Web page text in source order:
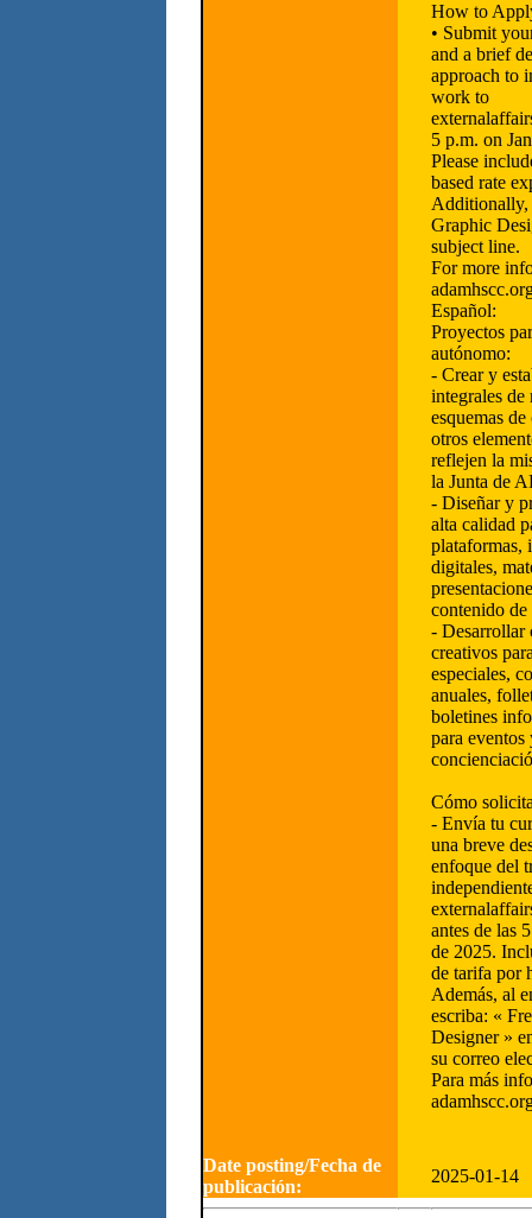
How to
• Submit
and a brief
approach to
work to
5 p.m. on
Please
based rate
Additionally,
Graphic
subject line.
For more
Español:
Proyectos
autónomo:
- Crear y
integrales de
esquemas
otros
reflejen la
la Junta de
- Diseñar y
alta calidad
plataformas,
digitales,
contenido
- Desarrollar
creativos
especiales,
anuales,
boletines
para eventos
Cómo
- Envía tu
una breve
enfoque del
antes de las
de 2025.
de tarifa por
Además, al
escriba: «
Designer »
su correo
Para más
Date posting/Fecha de
publicación:
2025-01-14